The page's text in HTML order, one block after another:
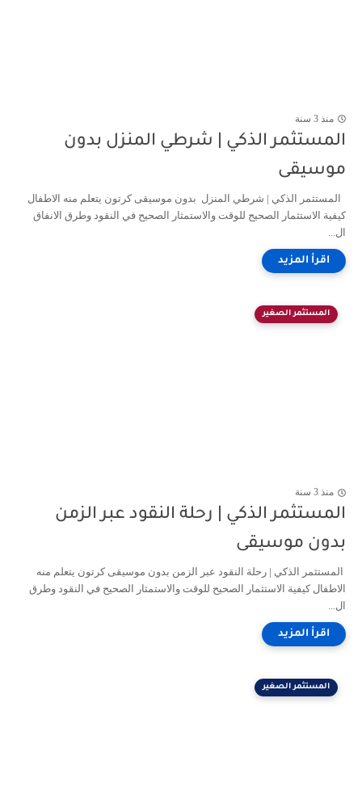
منذ 3 سنة
المستثمر الذكي | شرطي المنزل بدون
موسيقى
المستثمر الذكي | شرطي المنزل بدون موسيقى كرتون يتعلم منه الاطفال
كيفية الاستثمار الصحيح للوقت والاستمثار الصحيح في النقود وطرق الانفاق
ال...
المستثمر الصغير
منذ 3 سنة
المستثمر الذكي | رحلة النقود عبر الزمن
بدون موسيقى
المستثمر الذكي | رحلة النقود عبر الزمن بدون موسيقى كرتون يتعلم منه
الاطفال كيفية الاستثمار الصحيح للوقت والاستمثار الصحيح في النقود وطرق
ال...
المستثمر الصغير